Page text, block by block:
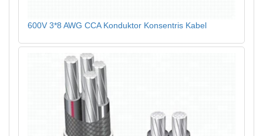
600V 3*8 AWG CCA Konduktor Konsentris Kabel